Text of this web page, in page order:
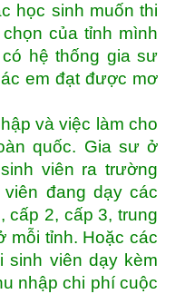
học sinh muốn thi
của tỉnh mình
hệ thống gia sư
em đạt được mơ
và việc làm cho
quốc. Gia sư ở
viên ra trường
đang dạy các
cấp 2, cấp 3, trung
mỗi tỉnh. Hoặc các
sinh viên dạy kèm
nhập chi phí cuộc